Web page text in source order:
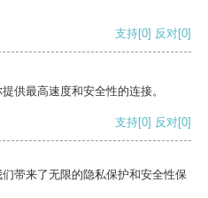
支持[0] 反对[0]
供最高速度和安全性的连接。
支持[0] 反对[0]
带来了无限的隐私保护和安全性保